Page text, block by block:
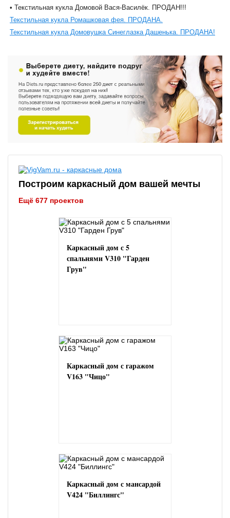
• Текстильная кукла Домовой Вася-Василёк. ПРОДАН!!!
Текстильная кукла Ромашковая фея. ПРОДАНА.
Текстильная кукла Домовушка Синеглазка Дашенька. ПРОДАНА!
Построим каркасный дом вашей мечты
Ещё 677 проектов
Каркасный дом с 5
спальнями V310 "Гарден
Грув"
Каркасный дом с гаражом
V163 "Чицо"
Каркасный дом с мансардой
V424 "Биллингс"